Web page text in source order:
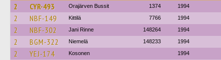
2 CYR-493 Orajärven Bussit 1374 1994
2 NBF-149 Kittilä 7766 1994
2 NBF-302 Jani Rinne 148264 1994
2 BGM-322 Niemelä 148233 1994
2 YEJ-174 Kosonen 1994